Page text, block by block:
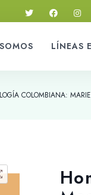
LÍNEAS
COLOMBIANA: